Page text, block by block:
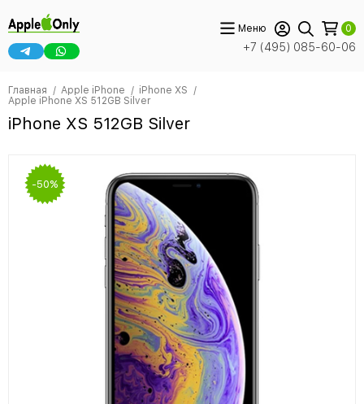
+7 (495) 085-60-06
Меню 0
Главная Apple iPhone
iPhone XS
Apple iPhone XS 512GB Silver
iPhone XS 512GB Silver
-50%